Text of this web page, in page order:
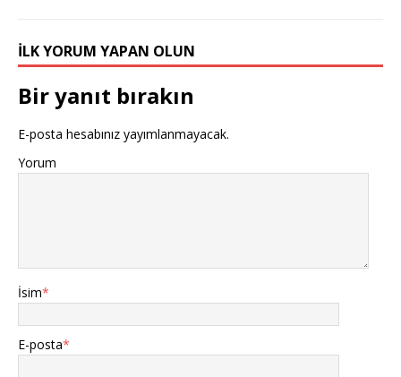
İLK YORUM YAPAN OLUN
Bir yanıt bırakın
E-posta hesabınız yayımlanmayacak.
Yorum
İsim*
E-posta*